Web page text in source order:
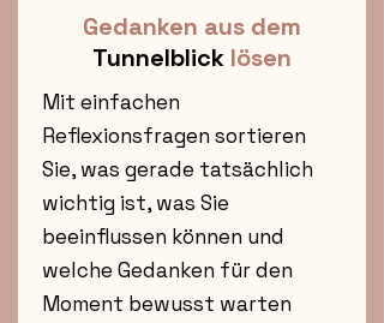
Gedanken aus dem
Tunnelblick lösen
Mit einfachen
Reflexionsfragen sortieren
Sie, was gerade tatsächlich
wichtig ist, was Sie
beeinflussen können und
welche Gedanken für den
Moment bewusst warten